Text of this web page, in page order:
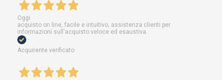
Oggi
acquisto on line, facile e intuitivo, assistenza clienti per
informazioni sull'acquisto veloce ed esaustiva
Acquirente verificato